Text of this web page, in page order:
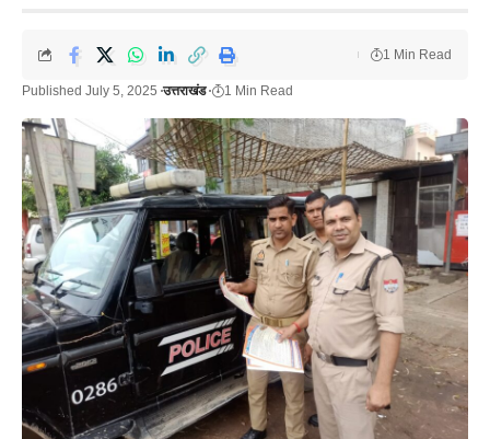
Published July 5, 2025 उत्तराखंड 1 Min Read
1 Min Read